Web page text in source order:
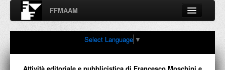
FFMAAM
Fondo Francesco Moschini
A.A.M. Architettura Arte Moderna
Percorsi, nodi, sconfinamenti e contaminazioni tra Arte,
Select Language ▼